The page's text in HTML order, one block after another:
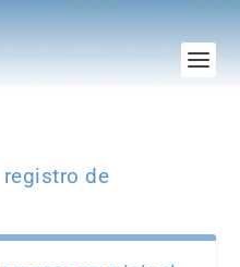
registro de